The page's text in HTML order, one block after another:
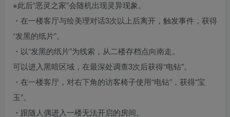
※此后“恶灵之家”会随机出现灵异现象。
・在一楼客厅与绘美理对话3次以上后离开，触发事件，获得
“发黑的纸片”。
・以“发黑的纸片”为线索，从二楼存档点向南走。
可以进入黑暗区域，在最深处调查3次后获得“电钻”。
・在一楼客厅，对右下角的访客椅子使用“电钻”，获得“宝
玉”。
・跟随人偶进入一楼无法开启的房间。